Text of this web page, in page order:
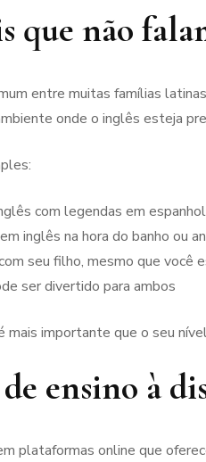
que não
entre muitas famílias
onde o inglês esteja
com legendas em espanhol
inglês na hora do banho ou
seu filho, mesmo que você
ser divertido para ambos
mais importante que o seu
ensino à
plataformas online que